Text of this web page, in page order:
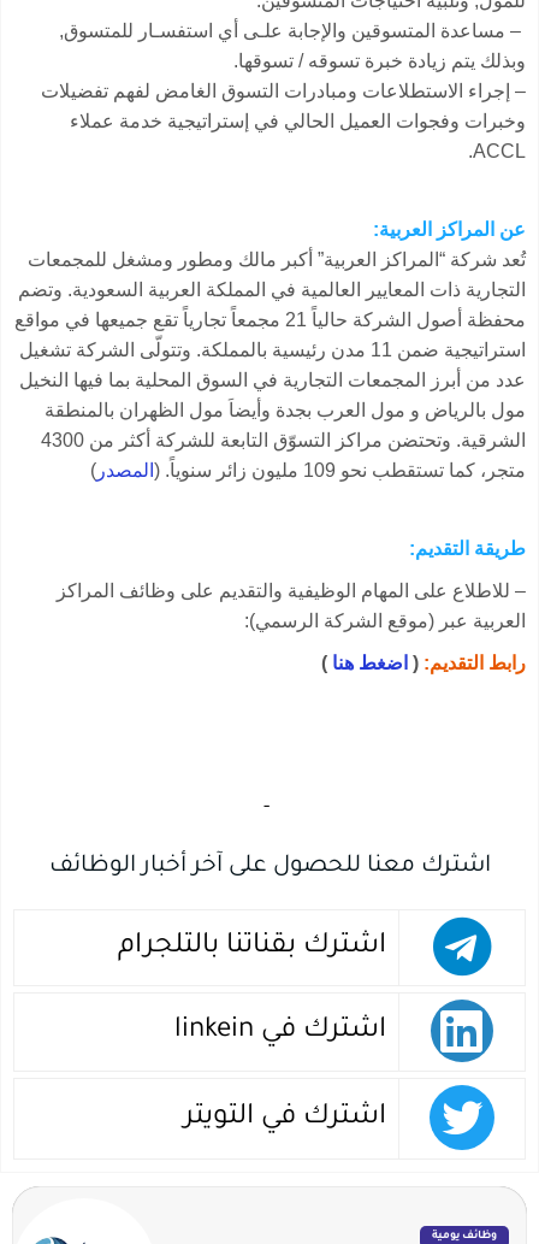
– مساعدة المتسوقين والإجابة علـى أي استفسـار للمتسوق,
وبذلك يتم زيادة خبرة تسوقه / تسوقها.
– إجراء الاستطلاعات ومبادرات التسوق الغامض لفهم تفضيلات
وخبرات وفجوات العميل الحالي في إستراتيجية خدمة عملاء
ACCL.
عن المراكز العربية:
تُعد شركة “المراكز العربية” أكبر مالك ومطور ومشغل للمجمعات
التجارية ذات المعايير العالمية في المملكة العربية السعودية. وتضم
محفظة أصول الشركة حالياً 21 مجمعاً تجارياً تقع جميعها في مواقع
استراتيجية ضمن 11 مدن رئيسية بالمملكة. وتتولّى الشركة تشغيل
عدد من أبرز المجمعات التجارية في السوق المحلية بما فيها النخيل
مول بالرياض و مول العرب بجدة وأيضاَ مول الظهران بالمنطقة
الشرقية. وتحتضن مراكز التسوّق التابعة للشركة أكثر من 4300
متجر، كما تستقطب نحو 109 مليون زائر سنوياً. (
المصدر )
طريقة التقديم:
– للاطلاع على المهام الوظيفية والتقديم على وظائف المراكز
العربية عبر (موقع الشركة الرسمي):
رابط التقديم: ( اضغط هنا )
-‏
اشترك معنا للحصول على آخر أخبار الوظائف
اشترك بقناتنا بالتلجرام
اشترك في linkein
اشترك في التويتر
وظائف يومية